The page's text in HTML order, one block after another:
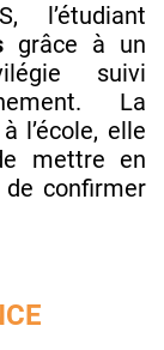
l’étudiant
grâce à un
suivi
La
l’école, elle
mettre en
confirmer